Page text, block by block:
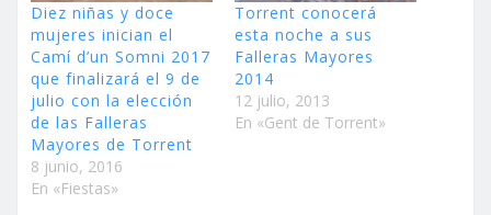
Diez niñas y doce
mujeres inician el
Camí d’un Somni 2017
que finalizará el 9 de
julio con la elección
de las Falleras
Mayores de Torrent
8 junio, 2016
En «Fiestas»
Torrent conocerá
esta noche a sus
Falleras Mayores
2014
12 julio, 2013
En «Gent de Torrent»